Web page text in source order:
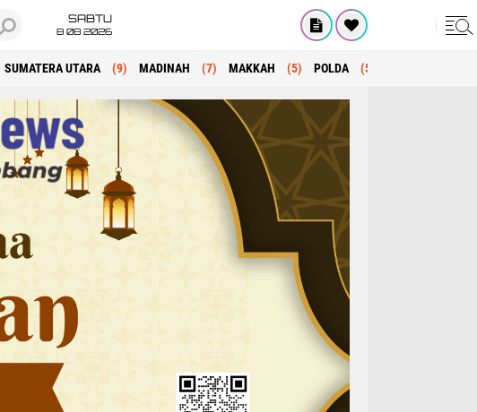
SABTU
8 08 2026
SUMATERA UTARA (9) MADINAH (7) MAKKAH (5) POLDA (5)